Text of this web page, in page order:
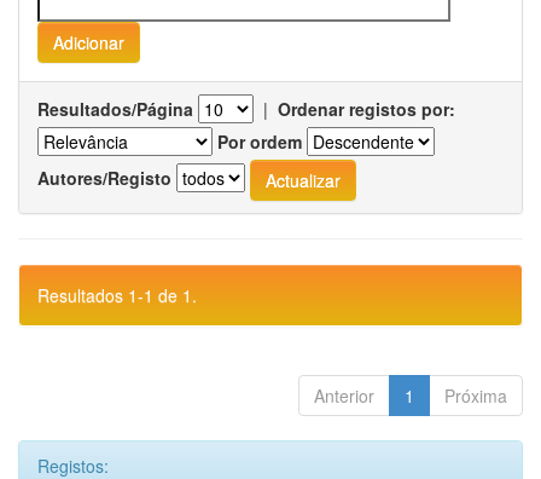
Resultados/Página | Ordenar registos por:
Por ordem
Autores/Registo
Resultados 1-1 de 1.
Anterior 1 Próxima
Registos: